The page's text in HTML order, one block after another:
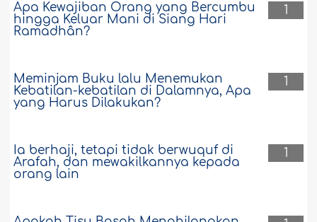
1
Apa Kewajiban Orang yang Bercumbu
hingga Keluar Mani di Siang Hari
Ramadhân?
1
Meminjam Buku lalu Menemukan
Kebatilan-kebatilan di Dalamnya, Apa
yang Harus Dilakukan?
1
Ia berhaji, tetapi tidak berwuquf di
Arafah, dan mewakilkannya kepada
orang lain